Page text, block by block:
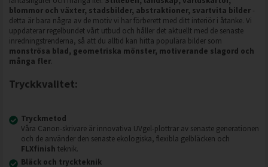
blommor och växter, stadsbilder, abstraktioner, svartvita bilder -
detta är bara några av de motiv vi har förberett med ditt interiör i åtanke. Vi
uppdaterar regelbundet vårt utbud och håller det aktuellt med de senaste
inredningstrenderna, så att du alltid kan hitta populära bilder som
monströsa blad, geometriska mönster, motiverande slagord och
många fler.
Tryckkvalitet:
Tryckmetod
Våra Canon-skrivare är innovativa UVgel-plottrar av senaste generationen
och de använder den senaste ekologiska, flexibla gelbläcken och
FLXfinish teknik.
Bläck och tryckteknik